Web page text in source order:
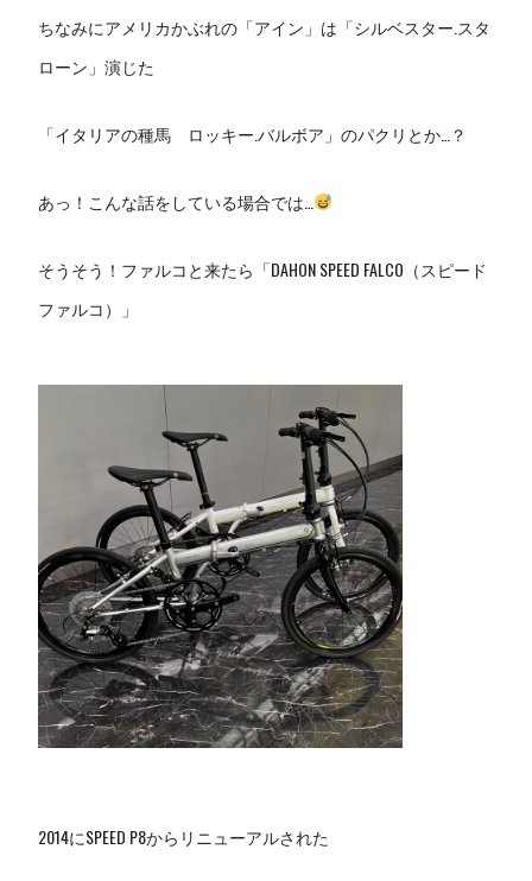
ちなみにアメリカかぶれの「アイン」は「シルベスター.スタ
ローン」演じた
「イタリアの種馬 ロッキー.バルボア」のパクリとか…？
あっ！こんな話をしている場合では…
そうそう！ファルコと来たら「DAHON SPEED FALCO（スピード
ファルコ）」
2014にSPEED P8からリニューアルされた